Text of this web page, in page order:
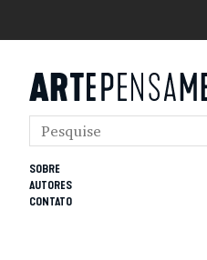
SOBRE
AUTORES
CONTATO